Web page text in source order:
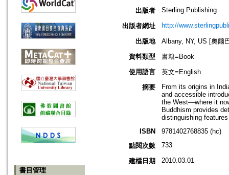
書目管理
出版者 Sterling Publishing
出版者網址 http://
出版地
Albany, NY, US [奧爾
資料類型
書籍=Book
使用語言
英文=English
摘要
From its origins in
and accessible
the West—where it
Buddhism provides
distinguishing
ISBN
9781402768835 (hc)
點閱次數
733
建檔日期 2010.03.01